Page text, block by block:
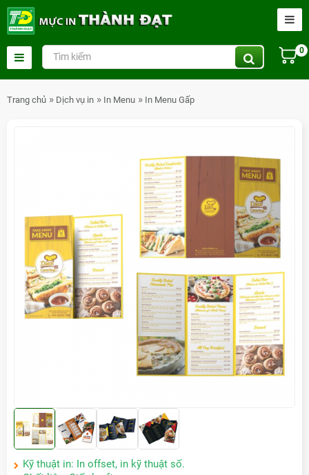
0
Trang chủ Dịch vụ in In Menu In Menu Gấp
Kỹ thuật in: In offset, in kỹ thuật số.